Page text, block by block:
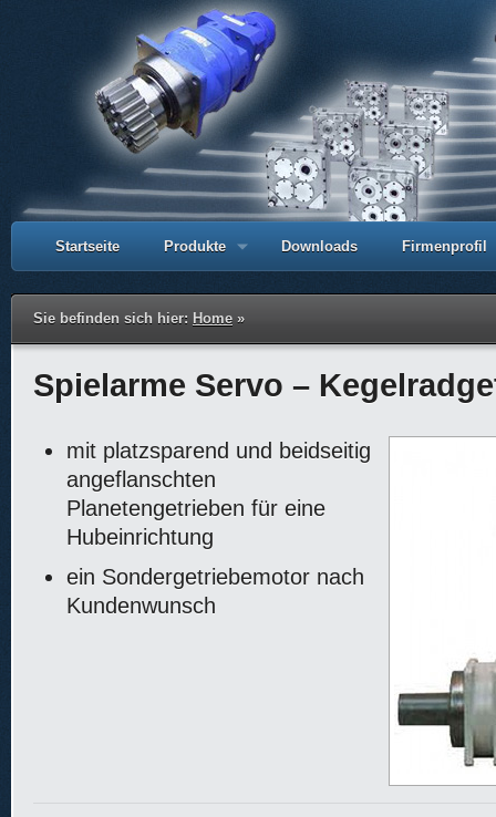
Startseite Produkte Downloads Firmenprofil
Sie befinden sich hier: Home »
Spielarme Servo –
mit platzsparend und beidseitig
angeflanschten
Planetengetrieben für eine
Hubeinrichtung
ein Sondergetriebemotor nach
Kundenwunsch